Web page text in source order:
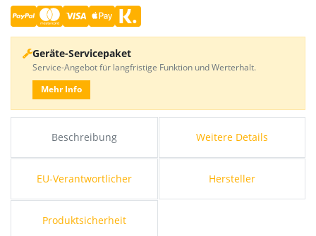
Beschreibung Weitere Details
EU-Verantwortlicher Hersteller
Produktsicherheit
Geräte-Servicepaket
Service-Angebot für langfristige Funktion und Werterhalt.
Mehr Info